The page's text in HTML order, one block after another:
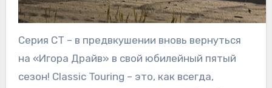
Серия CT – в предвкушении вновь вернуться
на «Игора Драйв» в свой юбилейный пятый
сезон! Classic Touring – это, как всегда,